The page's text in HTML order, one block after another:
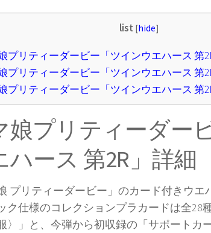
list [hide]
プリティーダービー「ツインウエハース 第
プリティーダービー「ツインウエハース 第
プリティーダービー「ツインウエハース 第
娘プリティーダー
ハース 第2R」詳細
プリティーダービー」のカード付きウ
ク仕様のコレクションプラカードは全28
〉」と、今弾から初収録の「サポートカ